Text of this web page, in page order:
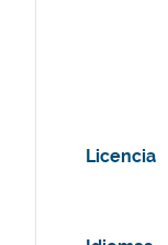
Licencia